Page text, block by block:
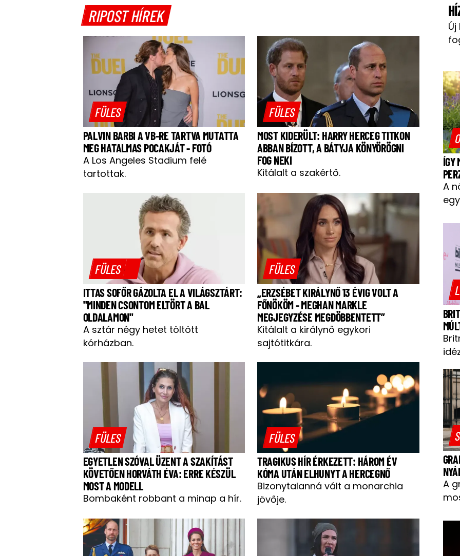
RIPOST HÍREK
FÜLES
PALVIN BARBI A VB-RE TARTVA MUTATTA
MEG HATALMAS POCAKJÁT - FOTÓ
A Los Angeles Stadium felé
tartottak.
FÜLES
MOST KIDERÜLT: HARRY HERCEG TITKON
ABBAN BÍZOTT, A BÁTYJA KÖNYÖRÖGNI
FOG NEKI
Kitálalt a szakértő.
FÜLES
ITTAS SOFŐR GÁZOLTA EL A VILÁGSZTÁRT:
"MINDEN CSONTOM ELTÖRT A BAL
OLDALAMON"
A sztár négy hetet töltött
kórházban.
FÜLES
„ERZSÉBET KIRÁLYNŐ 13 ÉVIG VOLT A
FŐNÖKÖM - MEGHAN MARKLE
MEGJEGYZÉSE MEGDÖBBENTETT”
Kitálalt a királynő egykori
sajtótitkára.
FÜLES
EGYETLEN SZÓVAL ÜZENT A SZAKÍTÁST
KÖVETŐEN HORVÁTH ÉVA: ERRE KÉSZÜL
MOST A MODELL
Bombaként robbant a minap a hír.
FÜLES
TRAGIKUS HÍR ÉRKEZETT: HÁROM ÉV
KÓMA UTÁN ELHUNYT A HERCEGNŐ
Bizonytalanná vált a monarchia
jövője.
ÍGY
A
A